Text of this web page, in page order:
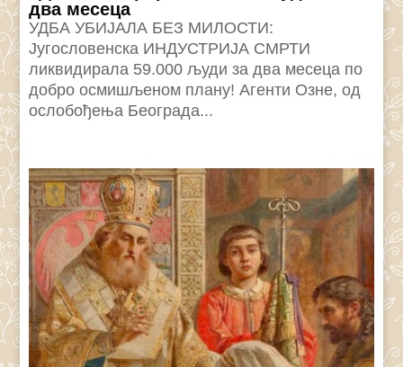
два месеца
УДБА УБИЈАЛА БЕЗ МИЛОСТИ:
Југословенска ИНДУСТРИЈА СМРТИ
ликвидирала 59.000 људи за два месеца по
добро осмишљеном плану! Агенти Озне, од
ослобођења Београда...